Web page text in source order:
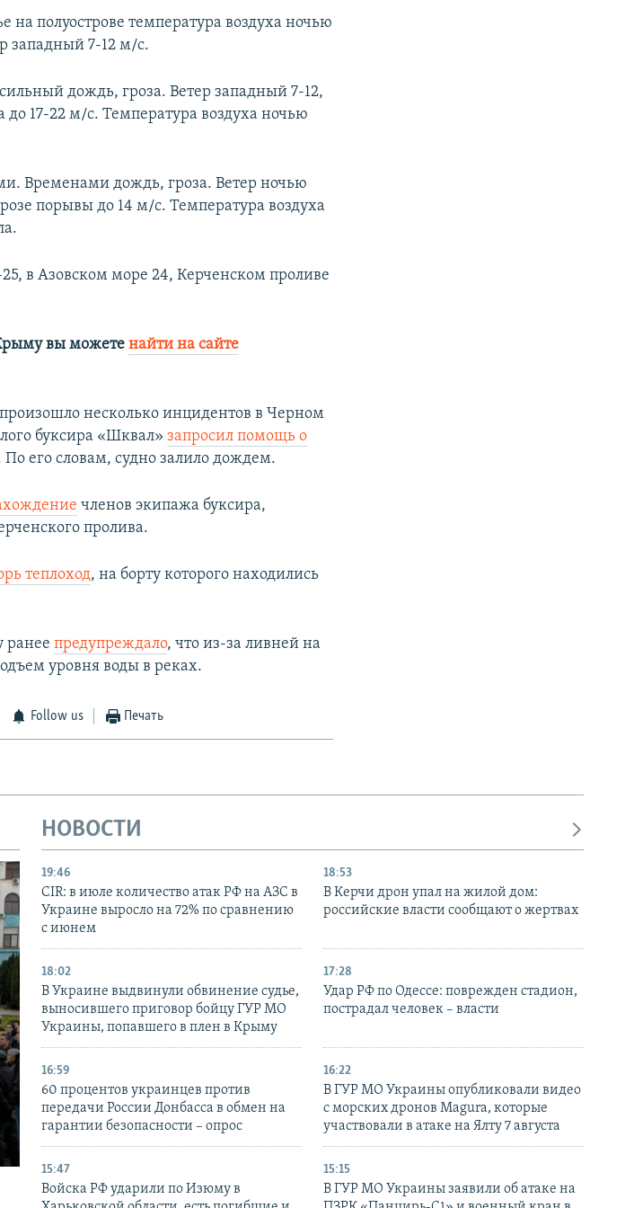
полуострове температура воздуха ночью
западный 7-12 м/с.
дождь, гроза. Ветер западный 7-12,
до 17-22 м/с. Температура воздуха ночью
Временами дождь, гроза. Ветер ночью
порывы до 14 м/с. Температура воздуха
в Азовском море 24, Керченском проливе
вы можетенайти на сайте
несколько инцидентов в Черном
буксира «Шквал»запросил помощь о
По его словам, судно залило дождем.
членов экипажа буксира,
пролива.
теплоход, на борту которого находились
ранеепредупреждало, что из-за ливней на
уровня воды в реках.
Follow us Печать
НОВОСТИ
19:46
CIR: в июле количество атак РФ на АЗС в
Украине выросло на 72% по сравнению
с июнем
18:53
В Керчи дрон упал на жилой дом:
российские власти сообщают о жертвах
18:02
В Украине выдвинули обвинение судье,
выносившего приговор бойцу ГУР МО
Украины, попавшего в плен в Крыму
17:28
Удар РФ по Одессе: поврежден стадион,
пострадал человек – власти
16:59
60 процентов украинцев против
передачи России Донбасса в обмен на
гарантии безопасности – опрос
16:22
В ГУР МО Украины опубликовали видео
с морских дронов Magura, которые
участвовали в атаке на Ялту 7 августа
15:47
Войска РФ ударили по Изюму в
15:15
В ГУР МО Украины заявили об атаке на